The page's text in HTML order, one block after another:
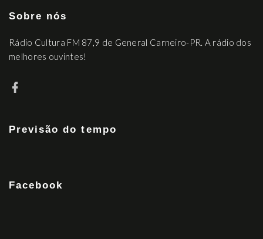
Sobre nós
Rádio Cultura FM 87,9 de General Carneiro-PR. A rádio dos
melhores ouvintes!
Previsão do tempo
Facebook